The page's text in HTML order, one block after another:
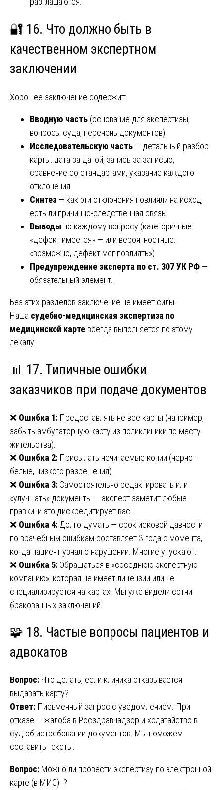
🔐 16. Что должно быть в
качественном экспертном
заключении
Хорошее заключение содержит:
Вводную часть (основание для экспертизы,
вопросы суда, перечень документов).
Исследовательскую часть — детальный разбор
карты: дата за датой, запись за записью,
сравнение со стандартами, указание каждого
отклонения.
Синтез — как эти отклонения повлияли на исход,
есть ли причинно-следственная связь.
Выводы по каждому вопросу (категоричные:
«дефект имеется» — или вероятностные:
«возможно, дефект мог повлиять»).
Предупреждение эксперта по ст. 307 УК РФ —
обязательный элемент.
Без этих разделов заключение не имеет силы.
Наша судебно-медицинская экспертиза по
медицинской карте всегда выполняется по этому
лекалу.
📊 17. Типичные ошибки
заказчиков при подаче документов
❌ Ошибка 1: Предоставлять не все карты (например,
забыть амбулаторную карту из поликлиники по месту
жительства).
❌ Ошибка 2: Присылать нечитаемые копии (черно-
белые, низкого разрешения).
❌ Ошибка 3: Самостоятельно редактировать или
«улучшать» документы — эксперт заметит любые
правки, и это дискредитирует вас.
❌ Ошибка 4: Долго думать — срок исковой давности
по врачебным ошибкам составляет 3 года с момента,
когда пациент узнал о нарушении. Многие упускают.
❌ Ошибка 5: Обращаться в «соседнюю экспертную
компанию», которая не имеет лицензии или не
специализируется на картах. Мы уже видели сотни
бракованных заключений.
🧩 18. Частые вопросы пациентов и
адвокатов
Вопрос: Что делать, если клиника отказывается
выдавать карту?
Ответ: Письменный запрос с уведомлением. При
отказе — жалоба в Росздравнадзор и ходатайство в
суд об истребовании документов. Мы поможем
составить тексты.
Вопрос: Можно ли провести экспертизу по электронной
карте (в МИС) ?